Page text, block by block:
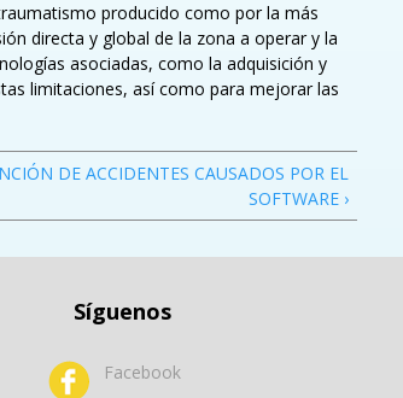
producido como por la más
directa y global de la zona a operar y la
asociadas, como la adquisición y
limitaciones, así como para mejorar las
DE ACCIDENTES CAUSADOS POR EL
SOFTWARE ›
Síguenos
Facebook